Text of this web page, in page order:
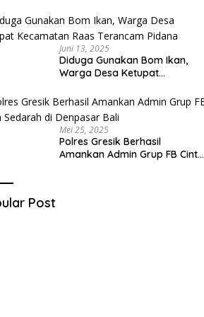
Juni 13, 2025
Diduga Gunakan Bom Ikan,
Warga Desa Ketupat
Pidana
Mei 25, 2025
Polres Gresik Berhasil
Amankan Admin Grup FB Cinta
Post